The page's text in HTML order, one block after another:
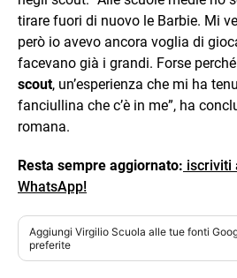
tirare fuori di nuovo le Barbie. Mi
però io avevo ancora voglia di
facevano già i grandi. Forse perché
scout, un’esperienza che mi ha
fanciullina che c’è in me”, ha
romana.
Resta sempre aggiornato: iscriviti
WhatsApp!
Aggiungi Virgilio Scuola alle tue fonti
preferite